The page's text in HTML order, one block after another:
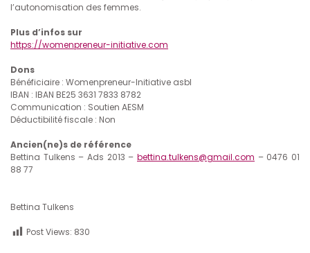
l’autonomisation des femmes.
Plus d’infos sur
https://womenpreneur-initiative.com
Dons
Bénéficiaire : Womenpreneur-Initiative asbl
IBAN : IBAN BE25 3631 7833 8782
Communication : Soutien AESM
Déductibilité fiscale : Non
Ancien(ne)s de référence
Bettina Tulkens – Ads 2013 – bettina.tulkens@gmail.com – 0476 01
88 77
Bettina Tulkens
Post Views: 830